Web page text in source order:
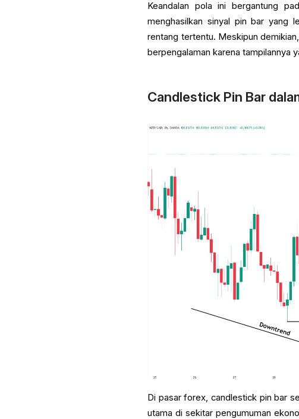
Keandalan pola ini bergantung
menghasilkan sinyal pin bar yang
rentang tertentu. Meskipun
berpengalaman karena tampilannya
Candlestick Pin Bar
Di pasar forex, candlestick pin bar
utama di sekitar pengumuman